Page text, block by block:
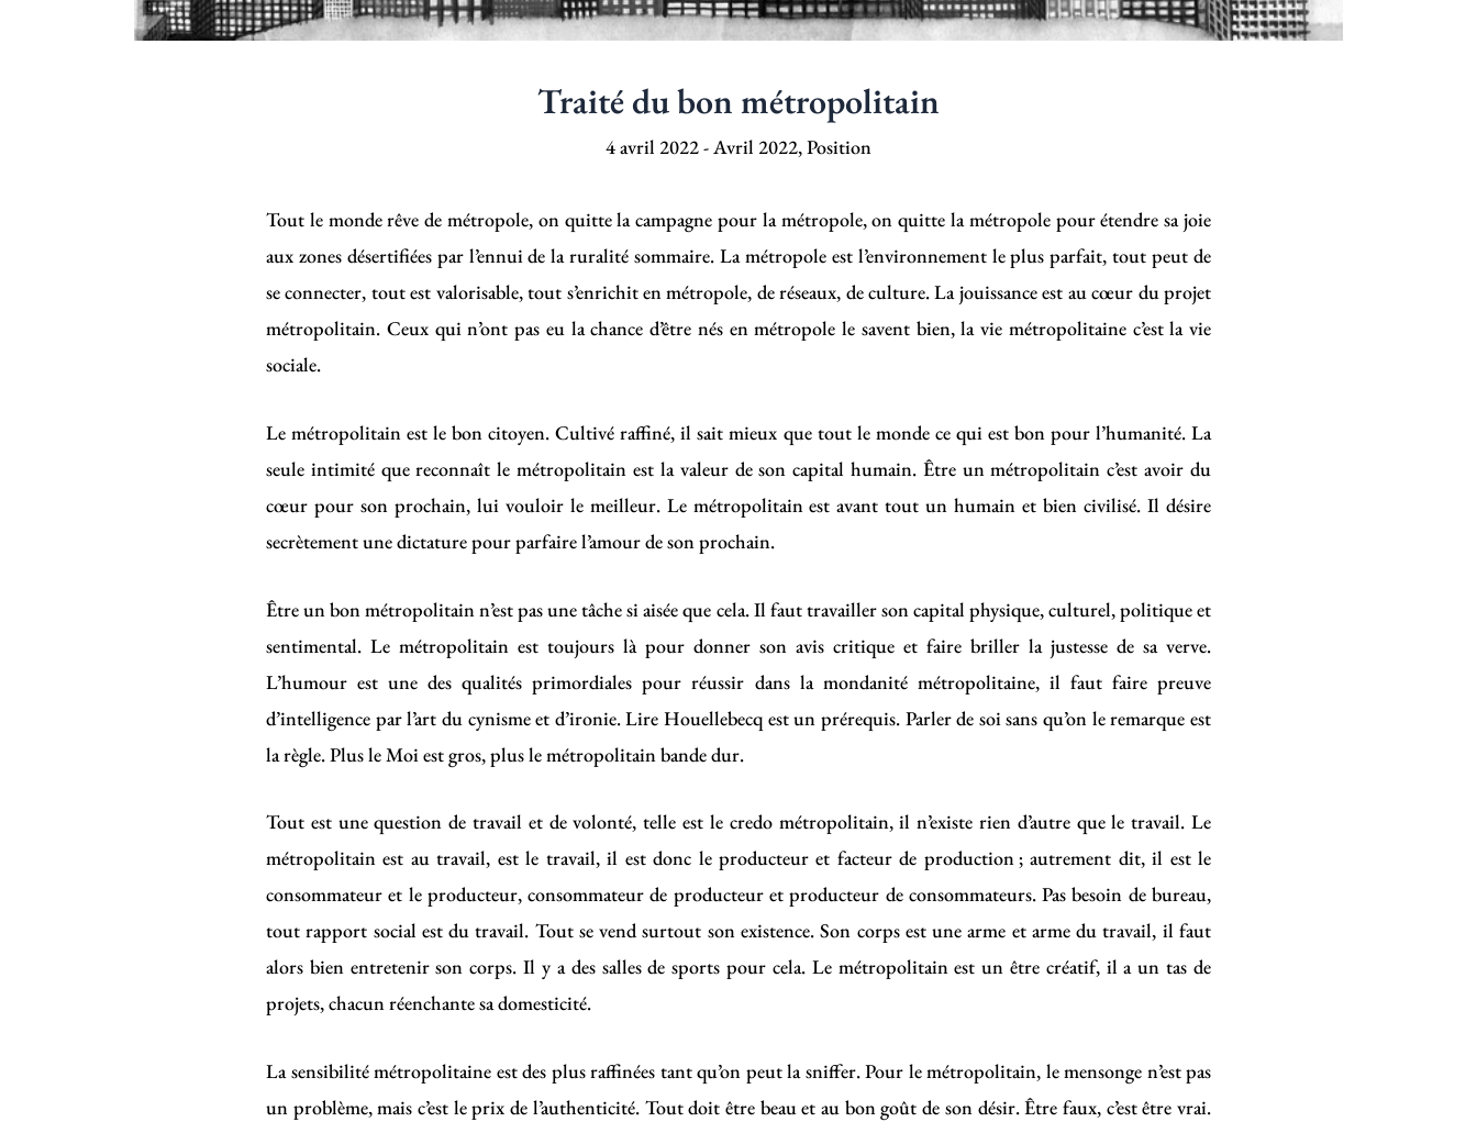
Traité du bon métropolitain
4 avril 2022-Avril 2022,Position
Tout le monde rêve de métropole, on quitte la campagne pour la métropole, on quitte la métropole pour étendre sa joie
aux zones désertifiées par l’ennui de la ruralité sommaire. La métropole est l’environnement le plus parfait, tout peut de
se connecter, tout est valorisable, tout s’enrichit en métropole, de réseaux, de culture. La jouissance est au cœur du projet
métropolitain. Ceux qui n’ont pas eu la chance d’être nés en métropole le savent bien, la vie métropolitaine c’est la vie
sociale.
Le métropolitain est le bon citoyen. Cultivé raffiné, il sait mieux que tout le monde ce qui est bon pour l’humanité. La
seule intimité que reconnaît le métropolitain est la valeur de son capital humain. Être un métropolitain c’est avoir du
cœur pour son prochain, lui vouloir le meilleur. Le métropolitain est avant tout un humain et bien civilisé. Il désire
secrètement une dictature pour parfaire l’amour de son prochain.
Être un bon métropolitain n’est pas une tâche si aisée que cela. Il faut travailler son capital physique, culturel, politique et
sentimental. Le métropolitain est toujours là pour donner son avis critique et faire briller la justesse de sa verve.
L’humour est une des qualités primordiales pour réussir dans la mondanité métropolitaine, il faut faire preuve
d’intelligence par l’art du cynisme et d’ironie. Lire Houellebecq est un prérequis. Parler de soi sans qu’on le remarque est
la règle. Plus le Moi est gros, plus le métropolitain bande dur.
Tout est une question de travail et de volonté, telle est le credo métropolitain, il n’existe rien d’autre que le travail. Le
métropolitain est au travail, est le travail, il est donc le producteur et facteur de production ; autrement dit, il est le
consommateur et le producteur, consommateur de producteur et producteur de consommateurs. Pas besoin de bureau,
tout rapport social est du travail. Tout se vend surtout son existence. Son corps est une arme et arme du travail, il faut
alors bien entretenir son corps. Il y a des salles de sports pour cela. Le métropolitain est un être créatif, il a un tas de
projets, chacun réenchante sa domesticité.
La sensibilité métropolitaine est des plus raffinées tant qu’on peut la sniffer. Pour le métropolitain, le mensonge n’est pas
un problème, mais c’est le prix de l’authenticité. Tout doit être beau et au bon goût de son désir. Être faux, c’est être vrai.